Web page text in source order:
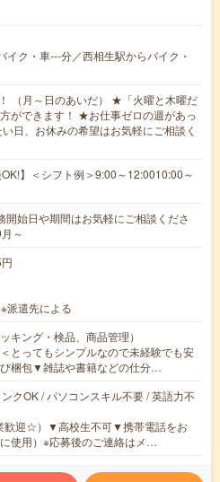
イク・車---分／西相生駅からバイク・
（月～日のあいだ） ★「火曜と木曜だ
ができます！ ★お仕事ゼロの週があっ
日、お休みの希望はお気軽にご相談く
OK!】＜シフト例＞9:00～12:0010:00～
始日や期間はお気軽にご相談くださ
～
派遣先による
キング・検品、商品管理）
とってもシンプルなので未経験でも安
梱包▼雑誌や書籍などの仕分…
クOK / パソコンスキル不要 / 英語力不
歓迎☆）▼高校生不可▼携帯電話をお
使用）※応募後のご連絡はメ…